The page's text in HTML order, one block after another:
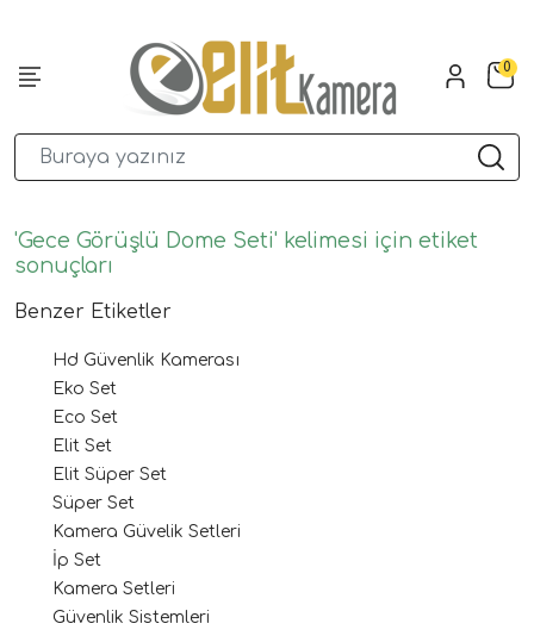
0
'Gece Görüşlü Dome Seti' kelimesi için etiket
sonuçları
Benzer Etiketler
Hd Güvenlik Kamerası
Eko Set
Eco Set
Elit Set
Elit Süper Set
Süper Set
Kamera Güvelik Setleri
İp Set
Kamera Setleri
Güvenlik Sistemleri